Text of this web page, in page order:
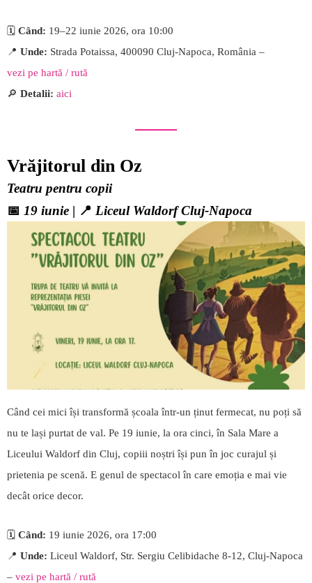
🗓️ Când: 19–22 iunie 2026, ora 10:00
📍 Unde: Strada Potaissa, 400090 Cluj-Napoca, România –
vezi pe hartă / rută
🔎 Detalii: aici
Vrăjitorul din Oz
Teatru pentru copii
📅 19 iunie | 📍 Liceul Waldorf Cluj-Napoca
Când cei mici își transformă școala într-un ținut fermecat, nu poți să
nu te lași purtat de val. Pe 19 iunie, la ora cinci, în Sala Mare a
Liceului Waldorf din Cluj, copiii noștri își pun în joc curajul și
prietenia pe scenă. E genul de spectacol în care emoția e mai vie
decât orice decor.
🗓️ Când: 19 iunie 2026, ora 17:00
📍 Unde: Liceul Waldorf, Str. Sergiu Celibidache 8-12, Cluj-Napoca
– vezi pe hartă / rută